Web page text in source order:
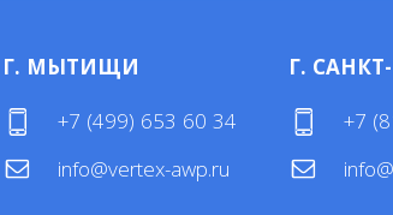
Г. МЫТИЩИ
+7 (499) 653 60 34
info@vertex-awp.ru
Г.
+7